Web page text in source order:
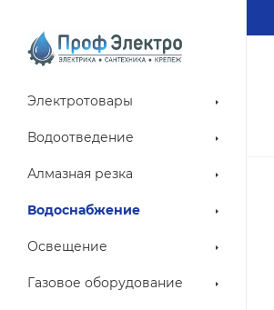
Электротовары
Водоотведение
Алмазная резка
Водоснабжение
Освещение
Газовое оборудование